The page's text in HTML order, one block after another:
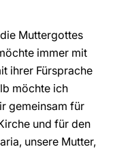
Muttergottes
immer mit
ihrer Fürsprache
möchte ich
gemeinsam für
und für den
unsere Mutter,